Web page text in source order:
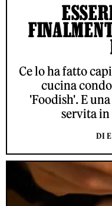
Ce lo ha fatto
cucina
'Foodish'. E
servita in
DI